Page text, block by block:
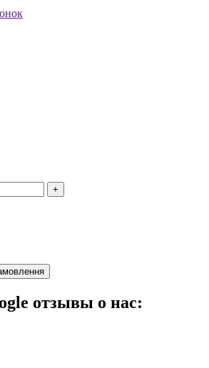
отзывы о нас: